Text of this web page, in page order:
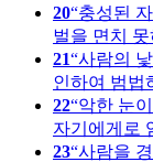
20 충성된
벌을 면치
21 사람의
인하여 범법
22 악한 눈
자기에게로
23 사람을